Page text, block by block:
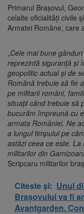
Primarul Brașovul,
celalte oficialități civile
Armatei Române, care
„Cele mai bune
reprezintă siguranță și
geopolitic actual și de
Română trebuie să fie
pe militarii români,
situații când trebuie să
bucurăm împreună cu
armata României. Ne
a lungul timpului pe
astăzi ceea ce este.
militarilor din
Scripcaru militarilor
Citeste și: Unul
Brașovului va fi
Avantgarden.